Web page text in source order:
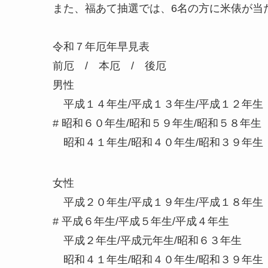
また、福あて抽選では、6名の方に米俵が当
令和７年厄年早見表
前厄 / 本厄 / 後厄
男性
平成１４年生/平成１３年生/平成１２年生
# 昭和６０年生/昭和５９年生/昭和５８年生
昭和４１年生/昭和４０年生/昭和３９年生
女性
平成２０年生/平成１９年生/平成１８年生
# 平成６年生/平成５年生/平成４年生
平成２年生/平成元年生/昭和６３年生
昭和４１年生/昭和４０年生/昭和３９年生